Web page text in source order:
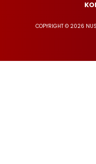
COPYRIGHT © 2026